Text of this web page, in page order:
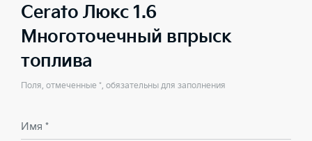
Cerato Люкс 1.6
Многоточечный впрыск
топлива
Поля, отмеченные *, обязательны для заполнения
Имя *